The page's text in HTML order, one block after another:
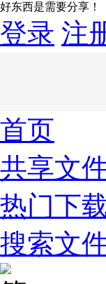
好东西是需要分享！
登录 注
首页
共享文
热门下
搜索文